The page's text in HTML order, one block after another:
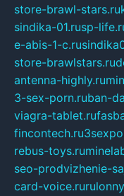
store-brawl-stars.ru
sindika-01.rusp-
e-abis-1-c.ru
store-brawlstars.ru
antenna-highly.ru
3-sex-porn.ruban-
viagra-tablet.ru
fincontech.ru
rebus-toys.ru
seo-prodvizhenie-
card-voice.ru